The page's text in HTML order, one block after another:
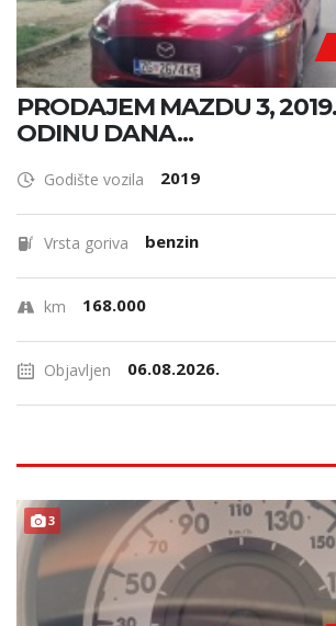
PRODAJEM MAZDU 3,
ODINU DANA...
Godište vozila 2019
Vrsta goriva benzin
km 168.000
Objavljen 06.08.2026.
3